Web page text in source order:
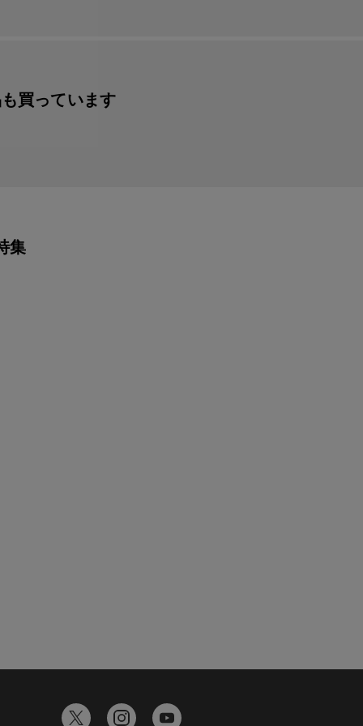
買っています
集